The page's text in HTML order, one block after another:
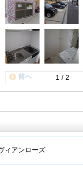
1 / 2
前へ
ィアンローズ